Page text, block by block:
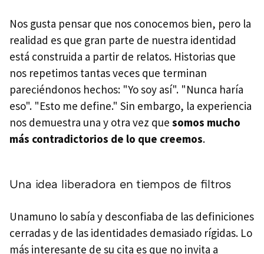
Nos gusta pensar que nos conocemos bien, pero la
realidad es que gran parte de nuestra identidad
está construida a partir de relatos. Historias que
nos repetimos tantas veces que terminan
pareciéndonos hechos: "Yo soy así". "Nunca haría
eso". "Esto me define." Sin embargo, la experiencia
nos demuestra una y otra vez que somos mucho
más contradictorios de lo que creemos.
Una idea liberadora en tiempos de filtros
Unamuno lo sabía y desconfiaba de las definiciones
cerradas y de las identidades demasiado rígidas. Lo
más interesante de su cita es que no invita a